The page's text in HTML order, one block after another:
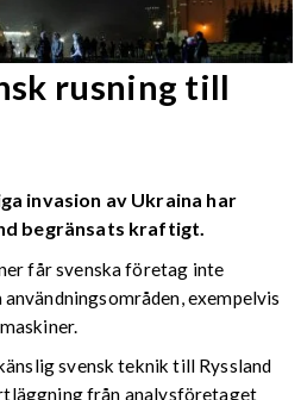
rusning till
invasion av Ukraina har
begränsats kraftigt.
får svenska företag inte
exempelvis
svensk teknik till Ryssland
från analysföretaget